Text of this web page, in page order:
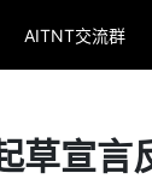
AITNT交流群
草宣